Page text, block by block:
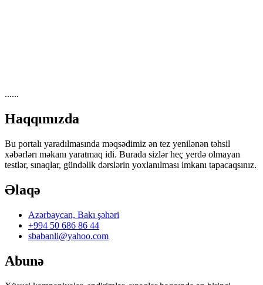
......
Haqqımızda
Bu portalı yaradılmasında məqsədimiz ən tez yenilənən təhsil
xəbərlərı məkanı yaratmaq idi. Burada sizlər heç yerdə olmayan
testlər, sınaqlar, gündəlik dərslərin yoxlanılması imkanı tapacaqsınız.
Əlaqə
Azərbaycan, Bakı şəhəri
+994 50 686 86 44
sbabanli@yahoo.com
Abunə